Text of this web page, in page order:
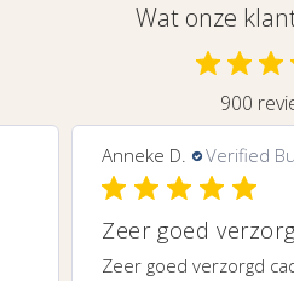
Wat onze
900
Anneke D. Verified
Zeer goed
Zeer goed verzorgd